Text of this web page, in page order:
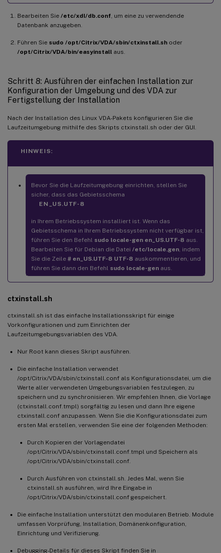
Bearbeiten Sie /etc/xdl/db.conf, um eine zu verwendende
Datenbank anzugeben.
Führen Sie sudo /opt/Citrix/VDA/sbin/ctxinstall.sh oder
/opt/Citrix/VDA/bin/easyinstall aus.
Schritt 8: Ausführen der einfachen Installation zur
Konfiguration der Umgebung und des VDA zur
Fertigstellung der Installation
Nach der Installation des Linux VDA-Pakets konfigurieren Sie die
Laufzeitumgebung mithilfe des Skripts ctxinstall.sh oder der GUI.
HINWEIS:
Bevor Sie die Laufzeitumgebung einrichten, stellen Sie
sicher, dass das Gebietsschema
EN_US.UTF-8
in Ihrem Betriebssystem installiert ist. Wenn das
Gebietsschema in Ihrem Betriebssystem nicht verfügbar ist,
führen Sie den Befehl sudo locale-gen en_US.UTF-8 aus.
Bearbeiten Sie für Debian die Datei /etc/locale.gen, indem
Sie die Zeile # en_US.UTF-8 UTF-8 auskommentieren, und
führen Sie dann den Befehl sudo locale-gen aus.
ctxinstall.sh
ctxinstall.sh ist das einfache Installationsskript für einige
Vorkonfigurationen und zum Einrichten der
Laufzeitumgebungsvariablen des VDA.
Nur Root kann dieses Skript ausführen.
Die einfache Installation verwendet
/opt/Citrix/VDA/sbin/ctxinstall.conf als Konfigurationsdatei, um die
Werte aller verwendeten Umgebungsvariablen festzulegen, zu
speichern und zu synchronisieren. Wir empfehlen Ihnen, die Vorlage
(ctxinstall.conf.tmpl) sorgfältig zu lesen und dann Ihre eigene
ctxinstall.conf anzupassen. Wenn Sie die Konfigurationsdatei zum
ersten Mal erstellen, verwenden Sie eine der folgenden Methoden:
Durch Kopieren der Vorlagendatei
/opt/Citrix/VDA/sbin/ctxinstall.conf.tmpl und Speichern als
/opt/Citrix/VDA/sbin/ctxinstall.conf.
Durch Ausführen von ctxinstall.sh. Jedes Mal, wenn Sie
ctxinstall.sh ausführen, wird Ihre Eingabe in
/opt/Citrix/VDA/sbin/ctxinstall.conf gespeichert.
Die einfache Installation unterstützt den modularen Betrieb. Module
umfassen Vorprüfung, Installation, Domänenkonfiguration,
Einrichtung und Verifizierung.
Debugging-Details für dieses Skript finden Sie in